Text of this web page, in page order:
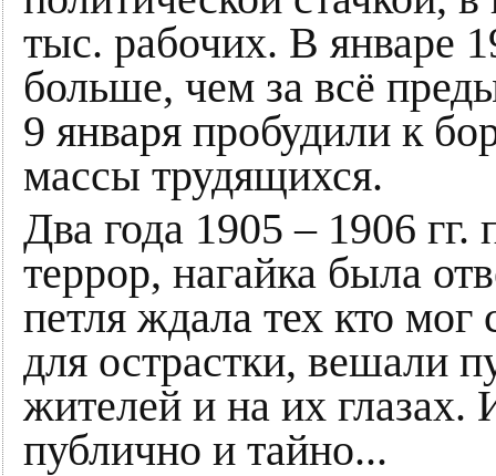
тыс. рабочих. В январе
больше, чем за всё
9 января пробудили к
массы трудящихся.
Два года 1905 – 1906
террор, нагайка была
петля ждала тех кто мог
для острастки, вешали
жителей и на их глазах.
публично и тайно...